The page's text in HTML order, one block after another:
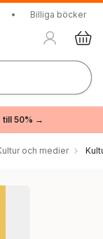
• Billiga böcker
till 50% →
och medier